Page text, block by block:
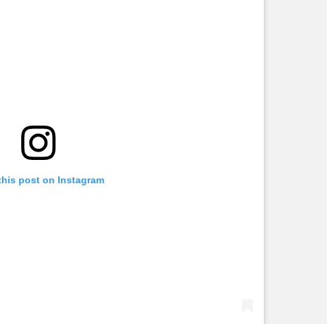
post on Instagram